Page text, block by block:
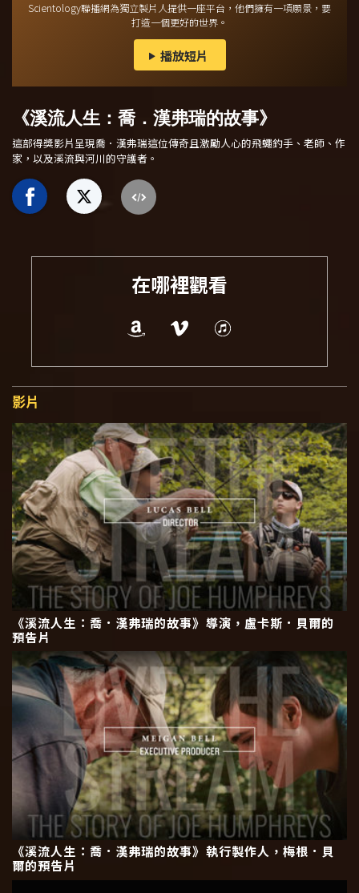
Scientology聯播網為獨立製片人提供一座平台，他們擁有一項願景，要
打造一個更好的世界。
播放短片
《溪流人生：喬．漢弗瑞的故事》
這部得獎影片呈現喬．漢弗瑞這位傳奇且激勵人心的飛蠅釣手、老師、作
家，以及溪流與河川的守護者。
在哪裡觀看
影片
《溪流人生：喬．漢弗瑞的故事》導演，盧卡斯．貝爾的
預告片
《溪流人生：喬．漢弗瑞的故事》執行製作人，梅根．貝
爾的預告片